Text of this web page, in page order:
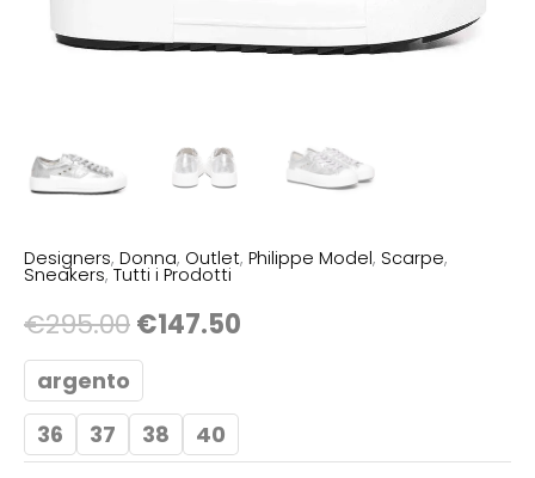
Designers, Donna, Outlet, Philippe Model, Scarpe,
Sneakers, Tutti i Prodotti
€295.00€147.50
argento
36
37 38 40